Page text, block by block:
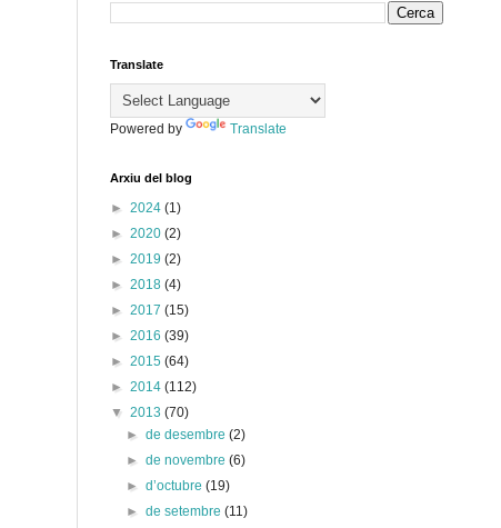
Translate
Powered by Translate
Arxiu del blog
► 2024 (1)
► 2020 (2)
► 2019 (2)
► 2018 (4)
► 2017 (15)
► 2016 (39)
► 2015 (64)
► 2014 (112)
▼ 2013 (70)
►de desembre(2)
►de novembre(6)
►d’octubre(19)
►de setembre(11)